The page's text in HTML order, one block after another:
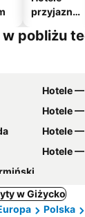
przyjazne
m
pobliżu
Hotele
Hotele
Hotele
Hotele —
w Giżycko
Polska